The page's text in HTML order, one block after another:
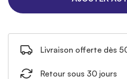
Livraison offerte dès
Retour sous 30 jours